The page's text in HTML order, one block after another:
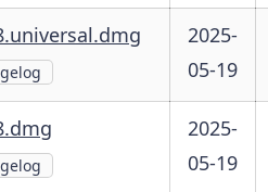
2025-
05-19
2025-
05-19